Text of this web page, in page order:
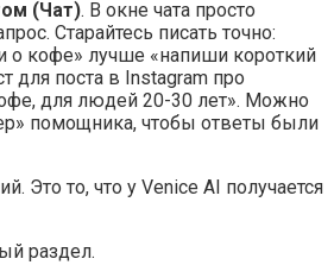
(Чат). В окне чата просто
Старайтесь писать точно:
о кофе» лучше «напиши короткий
для поста в Instagram про
для людей 20-30 лет». Можно
помощника, чтобы ответы были
Это то, что у Venice AI получается
раздел.